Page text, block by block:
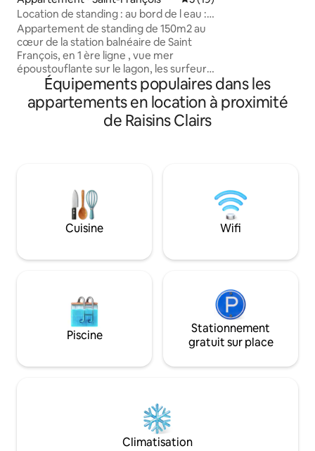
Location de standing : au bord de l eau :
le rêve
Appartement de standing de 150m2 au
cœur de la station balnéaire de Saint
François, en 1 ère ligne , vue mer
époustouflante sur le lagon, les surfeurs
et les pélicans Plage à 5 minutes à pieds
:chaises fournies Toutes commodités
accessibles à pied -1 grand salon /cuisine
buanderie Pas de terrasse extérieure
Équipements populaires dans les
appartements en location à proximité
de Raisins Clairs
Cuisine Wifi
Piscine
Stationnement
gratuit sur place
Climatisation